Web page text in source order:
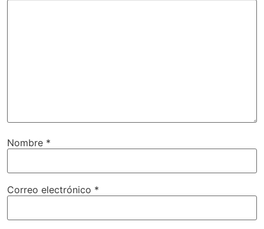
Nombre *
Correo electrónico *